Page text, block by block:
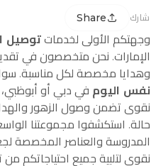
شارك Share
وجهتكم الأولى لخدمات توصيل
الإمارات. نحن متخصصون في
وهدايا مخصصة لكل مناسبة.
نفس اليوم في دبي أو
نقوى تضمن وصول الزهور
حالة. استكشفوا مجموعتنا
المدروسة والعناصر المخصصة
نقوى لتلبية جميع احتياجاتكم